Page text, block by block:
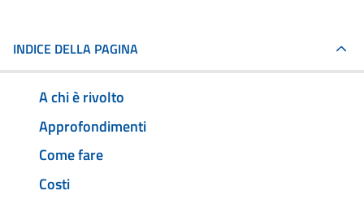
INDICE DELLA PAGINA
A chi è rivolto
Approfondimenti
Come fare
Costi